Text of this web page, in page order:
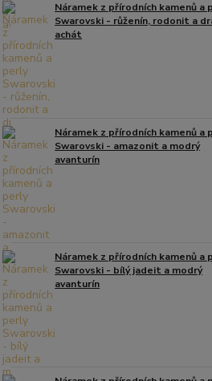
Náramek z přírodních kamenů a
Swarovski - růženín, rodonit a
achát
Náramek z přírodních kamenů a
Swarovski - amazonit a modrý
avanturín
Náramek z přírodních kamenů a
Swarovski - bílý jadeit a modrý
avanturín